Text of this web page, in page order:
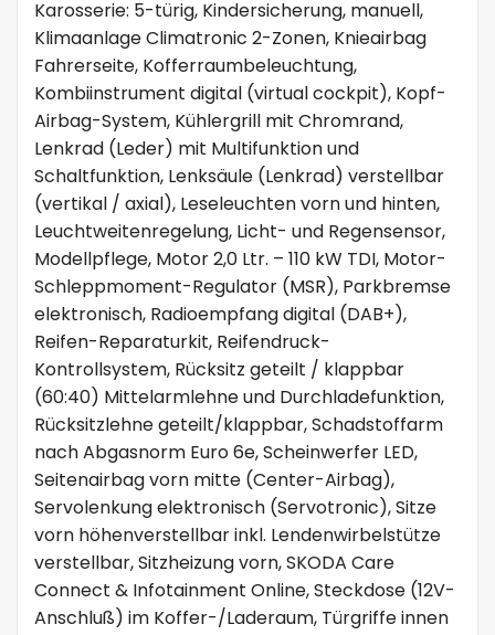
Karosserie: 5-türig, Kindersicherung, manuell,
Klimaanlage Climatronic 2-Zonen, Knieairbag
Fahrerseite, Kofferraumbeleuchtung,
Kombiinstrument digital (virtual cockpit), Kopf-
Airbag-System, Kühlergrill mit Chromrand,
Lenkrad (Leder) mit Multifunktion und
Schaltfunktion, Lenksäule (Lenkrad) verstellbar
(vertikal / axial), Leseleuchten vorn und hinten,
Leuchtweitenregelung, Licht- und Regensensor,
Modellpflege, Motor 2,0 Ltr. – 110 kW TDI, Motor-
Schleppmoment-Regulator (MSR), Parkbremse
elektronisch, Radioempfang digital (DAB+),
Reifen-Reparaturkit, Reifendruck-
Kontrollsystem, Rücksitz geteilt / klappbar
(60:40) Mittelarmlehne und Durchladefunktion,
Rücksitzlehne geteilt/klappbar, Schadstoffarm
nach Abgasnorm Euro 6e, Scheinwerfer LED,
Seitenairbag vorn mitte (Center-Airbag),
Servolenkung elektronisch (Servotronic), Sitze
vorn höhenverstellbar inkl. Lendenwirbelstütze
verstellbar, Sitzheizung vorn, SKODA Care
Connect & Infotainment Online, Steckdose (12V-
Anschluß) im Koffer-/Laderaum, Türgriffe innen